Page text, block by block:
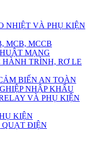
NHIỆT VÀ PHỤ KIỆN
MCB, MCCB
MẠNG
TRÌNH, RƠ LE
BIẾN AN TOÀN
NHẬP KHẨU
VÀ PHỤ KIỆN
KIỆN
QUẠT ĐIỆN